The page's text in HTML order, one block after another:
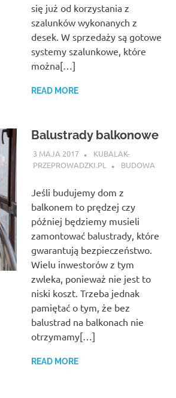
się już od korzystania z
szalunków wykonanych z
desek. W sprzedaży są gotowe
systemy szalunkowe, które
można[…]
READ MORE
Balustrady balkonowe
3 MAJA 2017
KUBALAK-
PRZEPROWADZKI.PL
BUDOWA
Jeśli budujemy dom z
balkonem to prędzej czy
później będziemy musieli
zamontować balustrady, które
gwarantują bezpieczeństwo.
Wielu inwestorów z tym
zwleka, ponieważ nie jest to
niski koszt. Trzeba jednak
pamiętać o tym, że bez
balustrad na balkonach nie
otrzymamy[…]
READ MORE